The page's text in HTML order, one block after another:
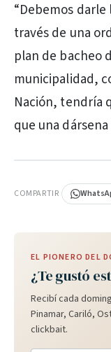
“Debemos
través de una
plan de bacheo
municipalidad,
Nación, tendría
que una
COMPARTIR
EL PIONERO DEL
¿Te gustó
Recibí cada
Pinamar, Cariló,
clickbait.